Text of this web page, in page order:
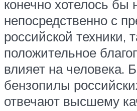
конечно хотелось бы
непосредственно с
российской техники,
положительное
влияет на человека.
бензопилы
отвечают высшему